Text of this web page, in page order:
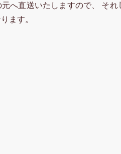
へ直送いたしますので、 それ
ます。